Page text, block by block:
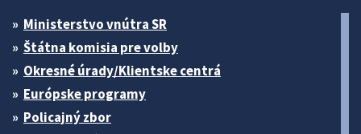
Ministerstvo vnútra SR
Štátna komisia pre volby
Okresné úrady/Klientske centrá
Európske programy
Policajný zbor